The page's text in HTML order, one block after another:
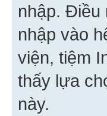
nhập. Điều
nhập vào
viện, tiệm
thấy lựa
này.